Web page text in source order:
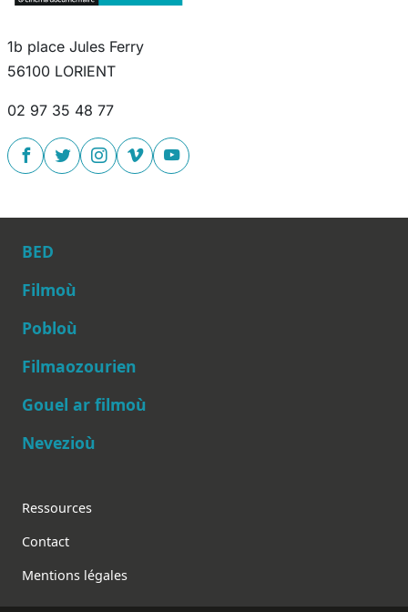
1b place Jules Ferry
56100 LORIENT
02 97 35 48 77
Main navigation
BED
Filmoù
Pobloù
Filmaozourien
Gouel ar filmoù
Nevezioù
Footer
Ressources
Contact
Mentions légales